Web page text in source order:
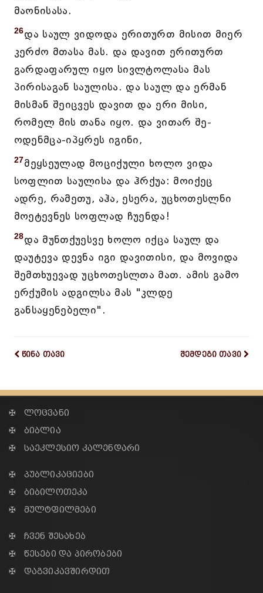
მაონისასა.
26და საულ ვიდოდა ერითურთ მისით მიერ
კერძო მთასა მას. და დავით ერითურთ
გარდაფარულ იყო სივლტოლასა მას
პირისაგან საულისა. და საულ და ერმან
მისმან შეიცვეს დავით და ერი მისი,
რომელ მის თანა იყო. და ვითარ შე-
ოდენმცა-იპყრეს იგინი,
27მეყსეულად მოციქული ხოლო ვიდა
სოფლით საულისა და ჰრქუა: მოიქეც
ადრე, რამეთუ, აჰა, ესერა, უცხოთესლნი
მოეტევნეს სოფლად ჩუენდა!
28და მუნთქუესვე ხოლო იქცა საულ და
დაუტევა დევნა იგი დავითისი, და მოვიდა
შემთხუევად უცხოთესლთა მათ. ამის გამო
ერქუმის ადგილსა მას "კლდე
განსაყენებელი".
წინა თავი შემდეგი თავი
✠ ლოცვანი
✠ ბიბლია
✠ საეკლესიო კალენდარი
✠ პუბლიკაციები
✠ ბიბილოთეკა
✠ მულტფილმები
✠ ჩვენ შესახებ
✠ წესები და პირობები
✠ დაგვიკავშირდით